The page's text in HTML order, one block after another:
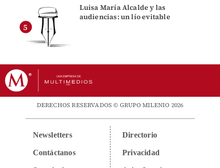
Luisa María Alcalde y las
audiencias: un lío evitable
DERECHOS RESERVADOS © GRUPO MILENIO 2026
Newsletters
Contáctanos
Directorio
Privacidad